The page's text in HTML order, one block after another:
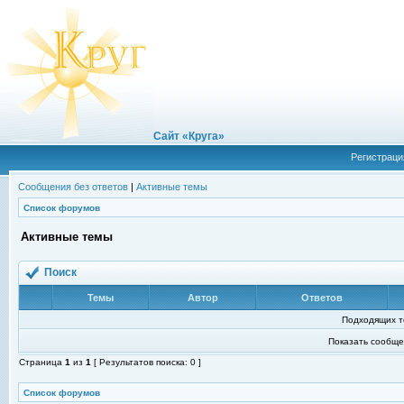
Сайт «Круга»
Сообщения без ответов | Активные темы
Список форумов
Активные темы
Поиск
Темы Автор Ответов
Подходящих
Показать
Страница 1 из 1 [ Результатов поиска: 0 ]
Список форумов